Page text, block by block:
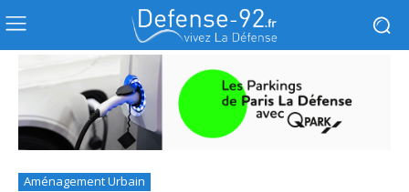
Aménagement Urbain